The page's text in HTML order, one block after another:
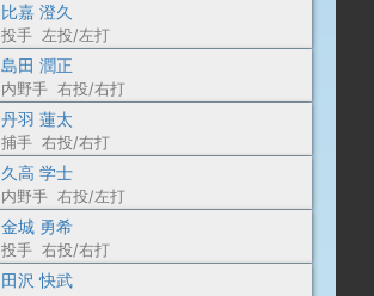
比嘉 澄久
投手 左投/左打
島田 潤正
内野手 右投/右打
丹羽 蓮太
捕手 右投/右打
久高 学士
内野手 右投/左打
金城 勇希
投手 右投/右打
田沢 快武